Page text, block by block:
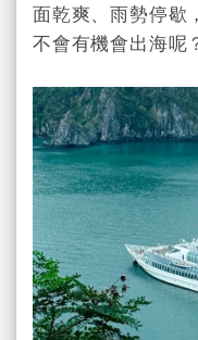
面乾爽、雨勢停歇
不會有機會出海呢